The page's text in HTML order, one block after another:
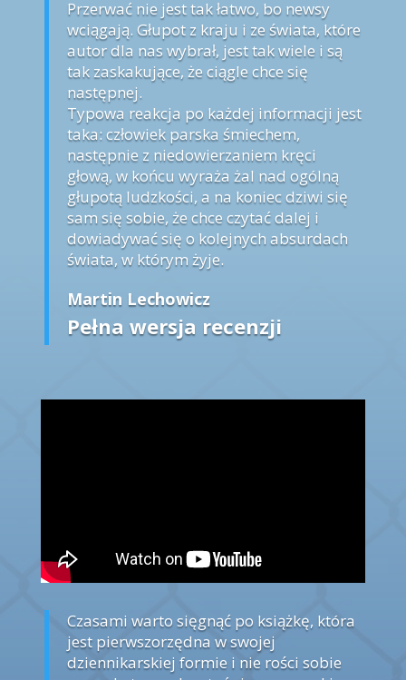
Przerwać nie jest tak łatwo, bo newsy
wciągają. Głupot z kraju i ze świata, które
autor dla nas wybrał, jest tak wiele i są
tak zaskakujące, że ciągle chce się
następnej.
Typowa reakcja po każdej informacji jest
taka: człowiek parska śmiechem,
następnie z niedowierzaniem kręci
głową, w końcu wyraża żal nad ogólną
głupotą ludzkości, a na koniec dziwi się
sam się sobie, że chce czytać dalej i
dowiadywać się o kolejnych absurdach
świata, w którym żyje.
Martin Lechowicz
Pełna wersja recenzji
Czasami warto sięgnąć po książkę, która
jest pierwszorzędna w swojej
dziennikarskiej formie i nie rości sobie